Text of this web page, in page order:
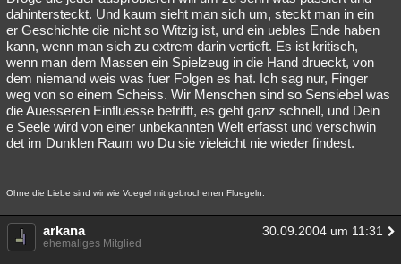
dahintersteckt. Und kaum sieht man sich um, steckt man in ein
er Geschichte die nicht so Witzig ist, und ein uebles Ende haben
kann, wenn man sich zu extrem darin vertieft. Es ist kritisch,
wenn man dem Massen ein Spielzeug in die Hand drueckt, von
dem niemand weis was fuer Folgen es hat. Ich sag nur, Finger
weg von so einem Scheiss. Wir Menschen sind so Sensiebel was
die Auesseren Einfluesse betrifft, es geht ganz schnell, und Dein
e Seele wird von einer unbekannten Welt erfasst und verschwin
det im Dunklen Raum wo Du sie vieleicht nie wieder findest.
Ohne die Liebe sind wir wie Voegel mit gebrochenen Fluegeln.
arkana 30.09.2004 um 11:31
ehemaliges Mitglied